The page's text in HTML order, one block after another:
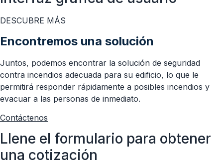
DESCUBRE MÁS
Encontremos una solución
Juntos, podemos encontrar la solución de seguridad
contra incendios adecuada para su edificio, lo que le
permitirá responder rápidamente a posibles incendios y
evacuar a las personas de inmediato.
Contáctenos
Llene el formulario para obtener
una cotización